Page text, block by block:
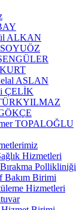
ALKAN
ASLAN
ÇELİK
TOPALOĞLU
Hizmetleri
Pollikliniği
Bakım Birimi
Hizmetleri